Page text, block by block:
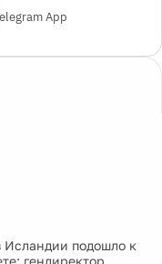
App
Исландии подошло к